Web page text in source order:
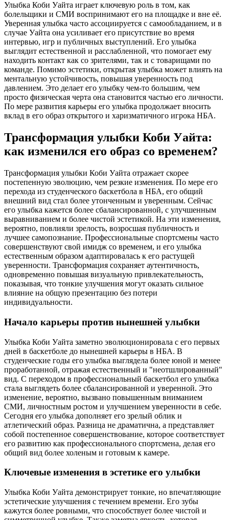
Улыбка Коби Уайта играет ключевую роль в том, как
болельщики и СМИ воспринимают его на площадке и вне её.
Уверенная улыбка часто ассоциируется с самообладанием, и в
случае Уайта она усиливает его присутствие во время
интервью, игр и публичных выступлений. Его улыбка
выглядит естественной и расслабленной, что помогает ему
находить контакт как со зрителями, так и с товарищами по
команде. Помимо эстетики, открытая улыбка может влиять на
ментальную устойчивость, повышая уверенность под
давлением. Это делает его улыбку чем-то большим, чем
просто физическая черта она становится частью его личности.
По мере развития карьеры его улыбка продолжает вносить
вклад в его образ открытого и харизматичного игрока НБА.
Трансформация улыбки Коби Уайта:
как изменился его образ со временем?
Трансформация улыбки Коби Уайта отражает скорее
постепенную эволюцию, чем резкие изменения. По мере его
перехода из студенческого баскетбола в НБА, его общий
внешний вид стал более утонченным и уверенным. Сейчас
его улыбка кажется более сбалансированной, с улучшенным
выравниванием и более чистой эстетикой. На эти изменения,
вероятно, повлияли зрелость, возросшая публичность и
лучшее самопознание. Профессиональные спортсмены часто
совершенствуют свой имидж со временем, и его улыбка
естественным образом адаптировалась к его растущей
уверенности. Трансформация сохраняет аутентичность,
одновременно повышая визуальную привлекательность,
показывая, что тонкие улучшения могут оказать сильное
влияние на общую презентацию без потери
индивидуальности.
Начало карьеры против нынешней улыбки
Улыбка Коби Уайта заметно эволюционировала с его первых
дней в баскетболе до нынешней карьеры в НБА. В
студенческие годы его улыбка выглядела более юной и менее
проработанной, отражая естественный и "неотшлированный"
вид. С переходом в профессиональный баскетбол его улыбка
стала выглядеть более сбалансированной и уверенной. Это
изменение, вероятно, вызвано повышенным вниманием
СМИ, личностным ростом и улучшением уверенности в себе.
Сегодня его улыбка дополняет его зрелый облик и
атлетический образ. Разница не драматична, а представляет
собой постепенное совершенствование, которое соответствует
его развитию как профессионального спортсмена, делая его
общий вид более холеным и готовым к камере.
Ключевые изменения в эстетике его улыбки
Улыбка Коби Уайта демонстрирует тонкие, но впечатляющие
эстетические улучшения с течением времени. Его зубы
кажутся более ровными, что способствует более чистой и